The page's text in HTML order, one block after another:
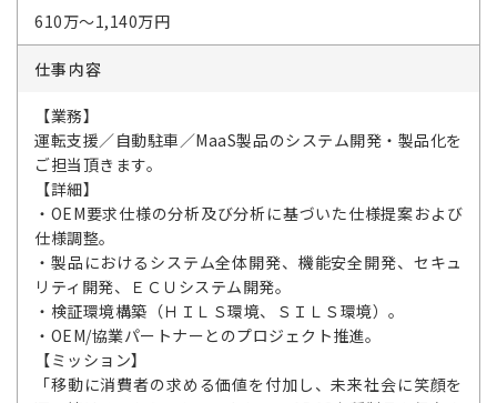
610万～1,140万円
仕事内容
【業務】
運転支援／自動駐車／MaaS製品のシステム開発・製品化を
ご担当頂きます。
【詳細】
・OEM要求仕様の分析及び分析に基づいた仕様提案および
仕様調整。
・製品におけるシステム全体開発、機能安全開発、セキュ
リティ開発、ＥＣＵシステム開発。
・検証環境構築（ＨＩＬＳ環境、ＳＩＬＳ環境）。
・OEM/協業パートナーとのプロジェクト推進。
【ミッション】
「移動に消費者の求める価値を付加し、未来社会に笑顔を